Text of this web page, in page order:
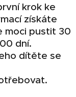
krok ke
získáte
moci pustit 30
dní.
dítěte se